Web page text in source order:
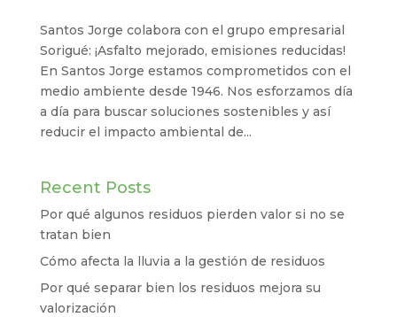
Santos Jorge colabora con el grupo empresarial
Sorigué: ¡Asfalto mejorado, emisiones reducidas!
En Santos Jorge estamos comprometidos con el
medio ambiente desde 1946. Nos esforzamos día
a día para buscar soluciones sostenibles y así
reducir el impacto ambiental de...
Recent Posts
Por qué algunos residuos pierden valor si no se
tratan bien
Cómo afecta la lluvia a la gestión de residuos
Por qué separar bien los residuos mejora su
valorización